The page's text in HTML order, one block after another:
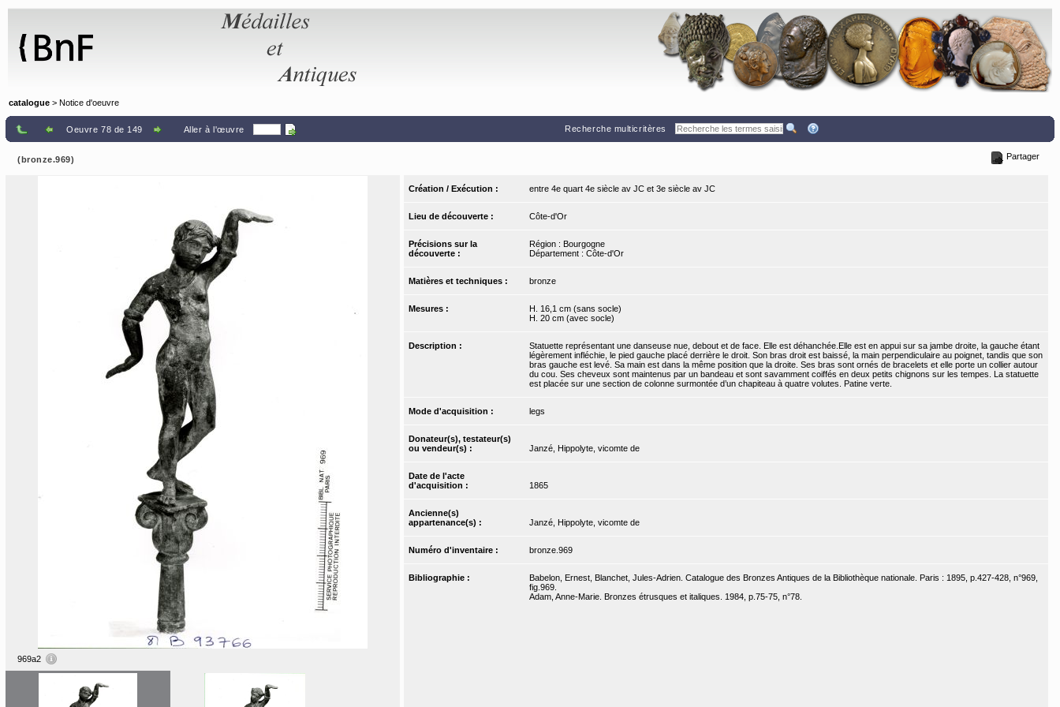
catalogue > Notice d'oeuvre
Oeuvre 78 de 149 Aller à l'œuvre Recherche multicritères
(bronze.969) Partager
969a2
Création / Exécution : entre 4e quart 4e siècle av JC et 3e siècle av JC
Lieu de découverte : Côte-d'Or
Précisions sur la
découverte :
Région : Bourgogne
Département : Côte-d'Or
Matières et techniques : bronze
Mesures :
H. 16,1 cm (sans socle)
H. 20 cm (avec socle)
Description :
Statuette représentant une danseuse nue, debout et de face. Elle est déhanchée.Elle est en appui sur sa jambe droite, la gauche étant
légèrement infléchie, le pied gauche placé derrière le droit. Son bras droit est baissé, la main perpendiculaire au poignet, tandis que son
bras gauche est levé. Sa main est dans la même position que la droite. Ses bras sont ornés de bracelets et elle porte un collier autour
du cou. Ses cheveux sont maintenus par un bandeau et sont savamment coiffés en deux petits chignons sur les tempes. La statuette
est placée sur une section de colonne surmontée d’un chapiteau à quatre volutes. Patine verte.
Mode d'acquisition : legs
Donateur(s), testateur(s)
ou vendeur(s) :
Janzé, Hippolyte, vicomte de
Date de l'acte
d'acquisition :
1865
Ancienne(s)
appartenance(s) :
Janzé, Hippolyte, vicomte de
Numéro d'inventaire : bronze.969
Bibliographie :
Babelon, Ernest, Blanchet, Jules-Adrien. Catalogue des Bronzes Antiques de la Bibliothèque nationale. Paris : 1895, p.427-428, n°969,
fig.969.
Adam, Anne-Marie. Bronzes étrusques et italiques. 1984, p.75-75, n°78.